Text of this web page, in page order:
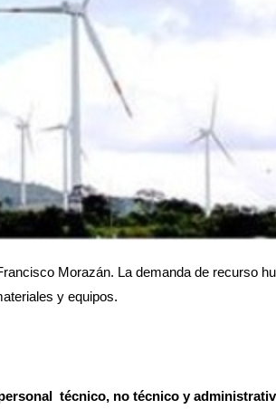
Morazán. La demanda de recurso
y equipos.
técnico, no técnico y